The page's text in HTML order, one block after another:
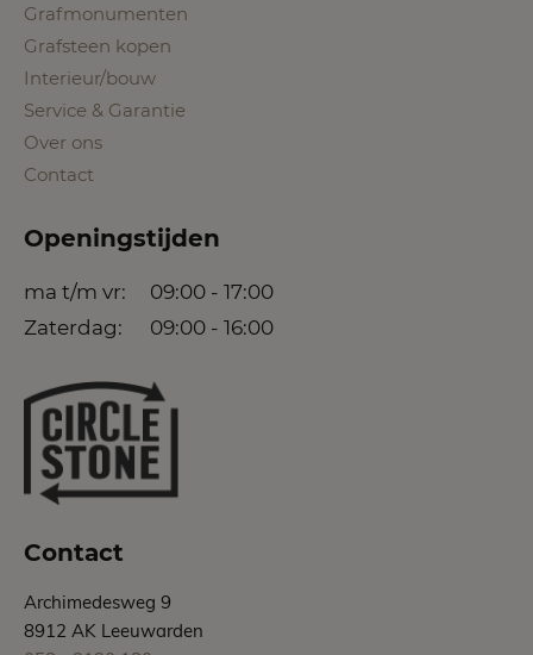
Grafmonumenten
Grafsteen kopen
Interieur/bouw
Service & Garantie
Over ons
Contact
Openingstijden
ma t/m vr:
09:00 - 17:00
Zaterdag:
09:00 - 16:00
Contact
Archimedesweg 9
8912 AK Leeuwarden